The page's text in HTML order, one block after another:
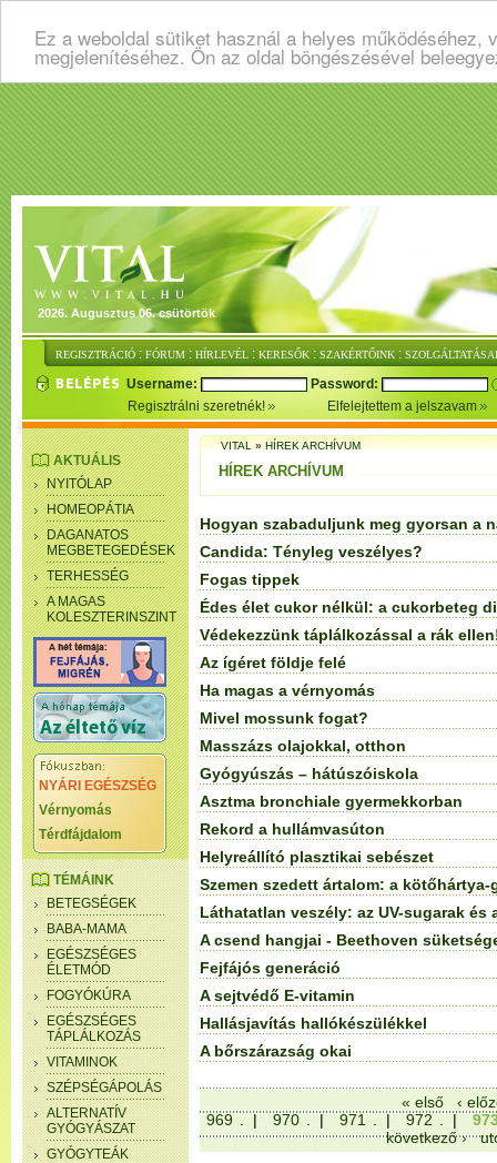
Ez a weboldal sütiket használ a helyes
megjelenítéséhez. Ön az oldal böngészésével
2026. Augusztus 06. csütörtök
REGISZTRÁCIÓ : FÓRUM : HÍRLEVÉL : KERESŐK : SZAKÉRTŐINK :
Username:
Password:
Regisztrálni szeretnék!
Elfelejtettem a jelszavam
AKTUÁLIS
NYITÓLAP
HOMEOPÁTIA
DAGANATOS
MEGBETEGEDÉSEK
TERHESSÉG
A MAGAS
KOLESZTERINSZINT
NYÁRI EGÉSZSÉG
Vérnyomás
Térdfájdalom
TÉMÁINK
BETEGSÉGEK
BABA-MAMA
EGÉSZSÉGES
ÉLETMÓD
FOGYÓKÚRA
EGÉSZSÉGES
TÁPLÁLKOZÁS
VITAMINOK
SZÉPSÉGÁPOLÁS
ALTERNATÍV
GYÓGYÁSZAT
GYÓGYTEÁK
VITAL»HÍREK ARCHÍVUM
HÍREK ARCHÍVUM
Hogyan szabaduljunk meg gyorsan a
Candida: Tényleg veszélyes?
Fogas tippek
Édes élet cukor nélkül: a cukorbeteg
Védekezzünk táplálkozással a rák
Az ígéret földje felé
Ha magas a vérnyomás
Mivel mossunk fogat?
Masszázs olajokkal, otthon
Gyógyúszás – hátúszóiskola
Asztma bronchiale gyermekkorban
Rekord a hullámvasúton
Helyreállító plasztikai sebészet
Szemen szedett ártalom: a kötőhártya-
Láthatatlan veszély: az UV-sugarak és
A csend hangjai - Beethoven
Fejfájós generáció
A sejtvédő E-vitamin
Hallásjavítás hallókészülékkel
A bőrszárazság okai
« első
‹
969 . | 970 . | 971 . | 972 . |
következő ›